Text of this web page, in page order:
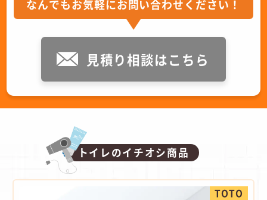
なんでもお気軽にお問い合わせください！
見積り相談はこちら
トイレのイチオシ商品
TOTO